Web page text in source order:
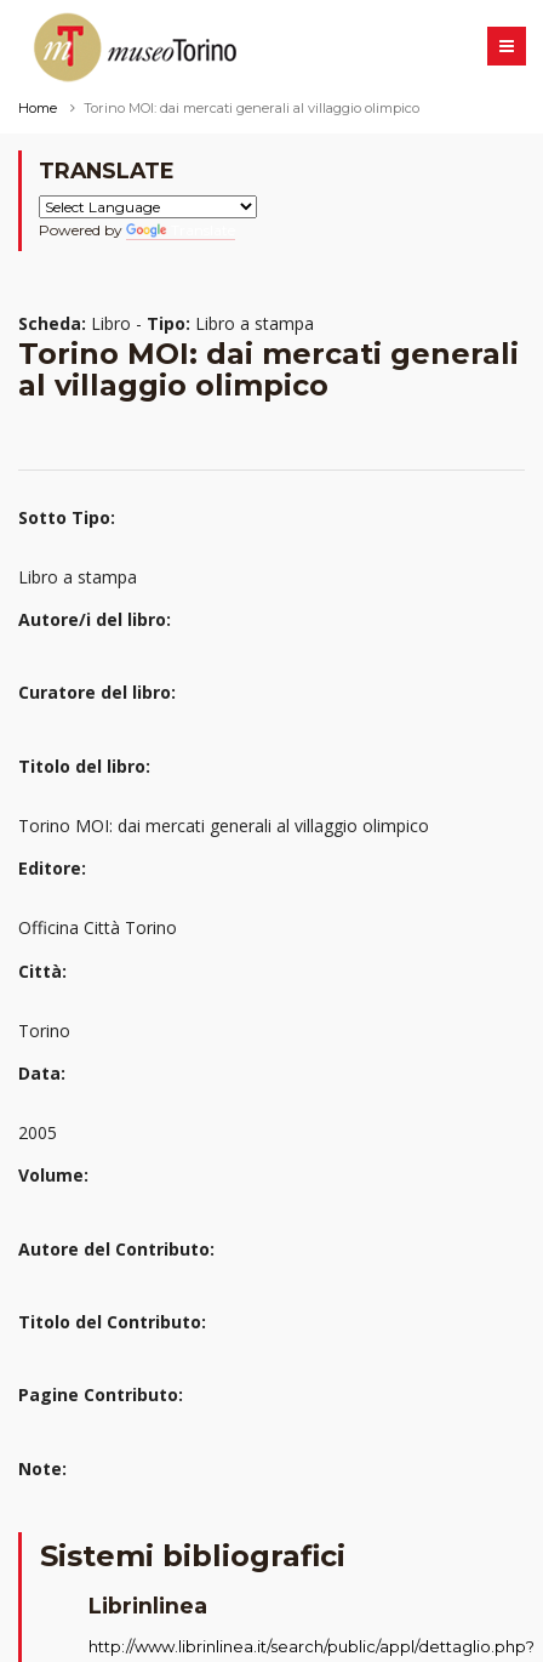
Home Torino MOI: dai mercati generali al villaggio olimpico
TRANSLATE
Powered by
Scheda: Libro - Tipo: Libro a stampa
Torino MOI: dai mercati generali
al villaggio olimpico
Sotto Tipo:
Libro a stampa
Autore/i del libro:
Curatore del libro:
Titolo del libro:
Torino MOI: dai mercati generali al villaggio olimpico
Editore:
Officina Città Torino
Città:
Torino
Data:
2005
Volume:
Autore del Contributo:
Titolo del Contributo:
Pagine Contributo:
Note:
Sistemi bibliografici
Librinlinea
http://www.librinlinea.it/search/public/appl/dettaglio.php?